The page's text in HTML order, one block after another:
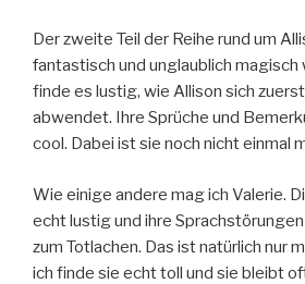
Der zweite Teil der Reihe rund um
fantastisch und unglaublich magisch
finde es lustig, wie Allison sich
abwendet. Ihre Sprüche und
cool. Dabei ist sie noch nicht einmal
Wie einige andere mag ich Valerie.
echt lustig und ihre
zum Totlachen. Das ist natürlich nur
ich finde sie echt toll und sie bleibt